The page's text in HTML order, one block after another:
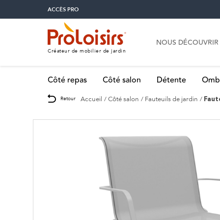
ACCÈS PRO
Créateur de mobilier de jardin
NOUS DÉCOUVRIR
Côté repas Côté salon Détente
Retour Accueil Côté salon Fauteuils de jardin